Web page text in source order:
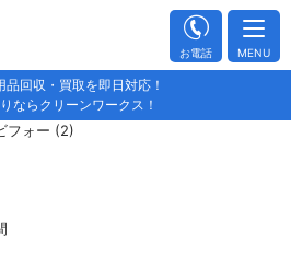
品回収・買取を即日対応！
ならクリーンワークス！
お電話 MENU
ォー (2)